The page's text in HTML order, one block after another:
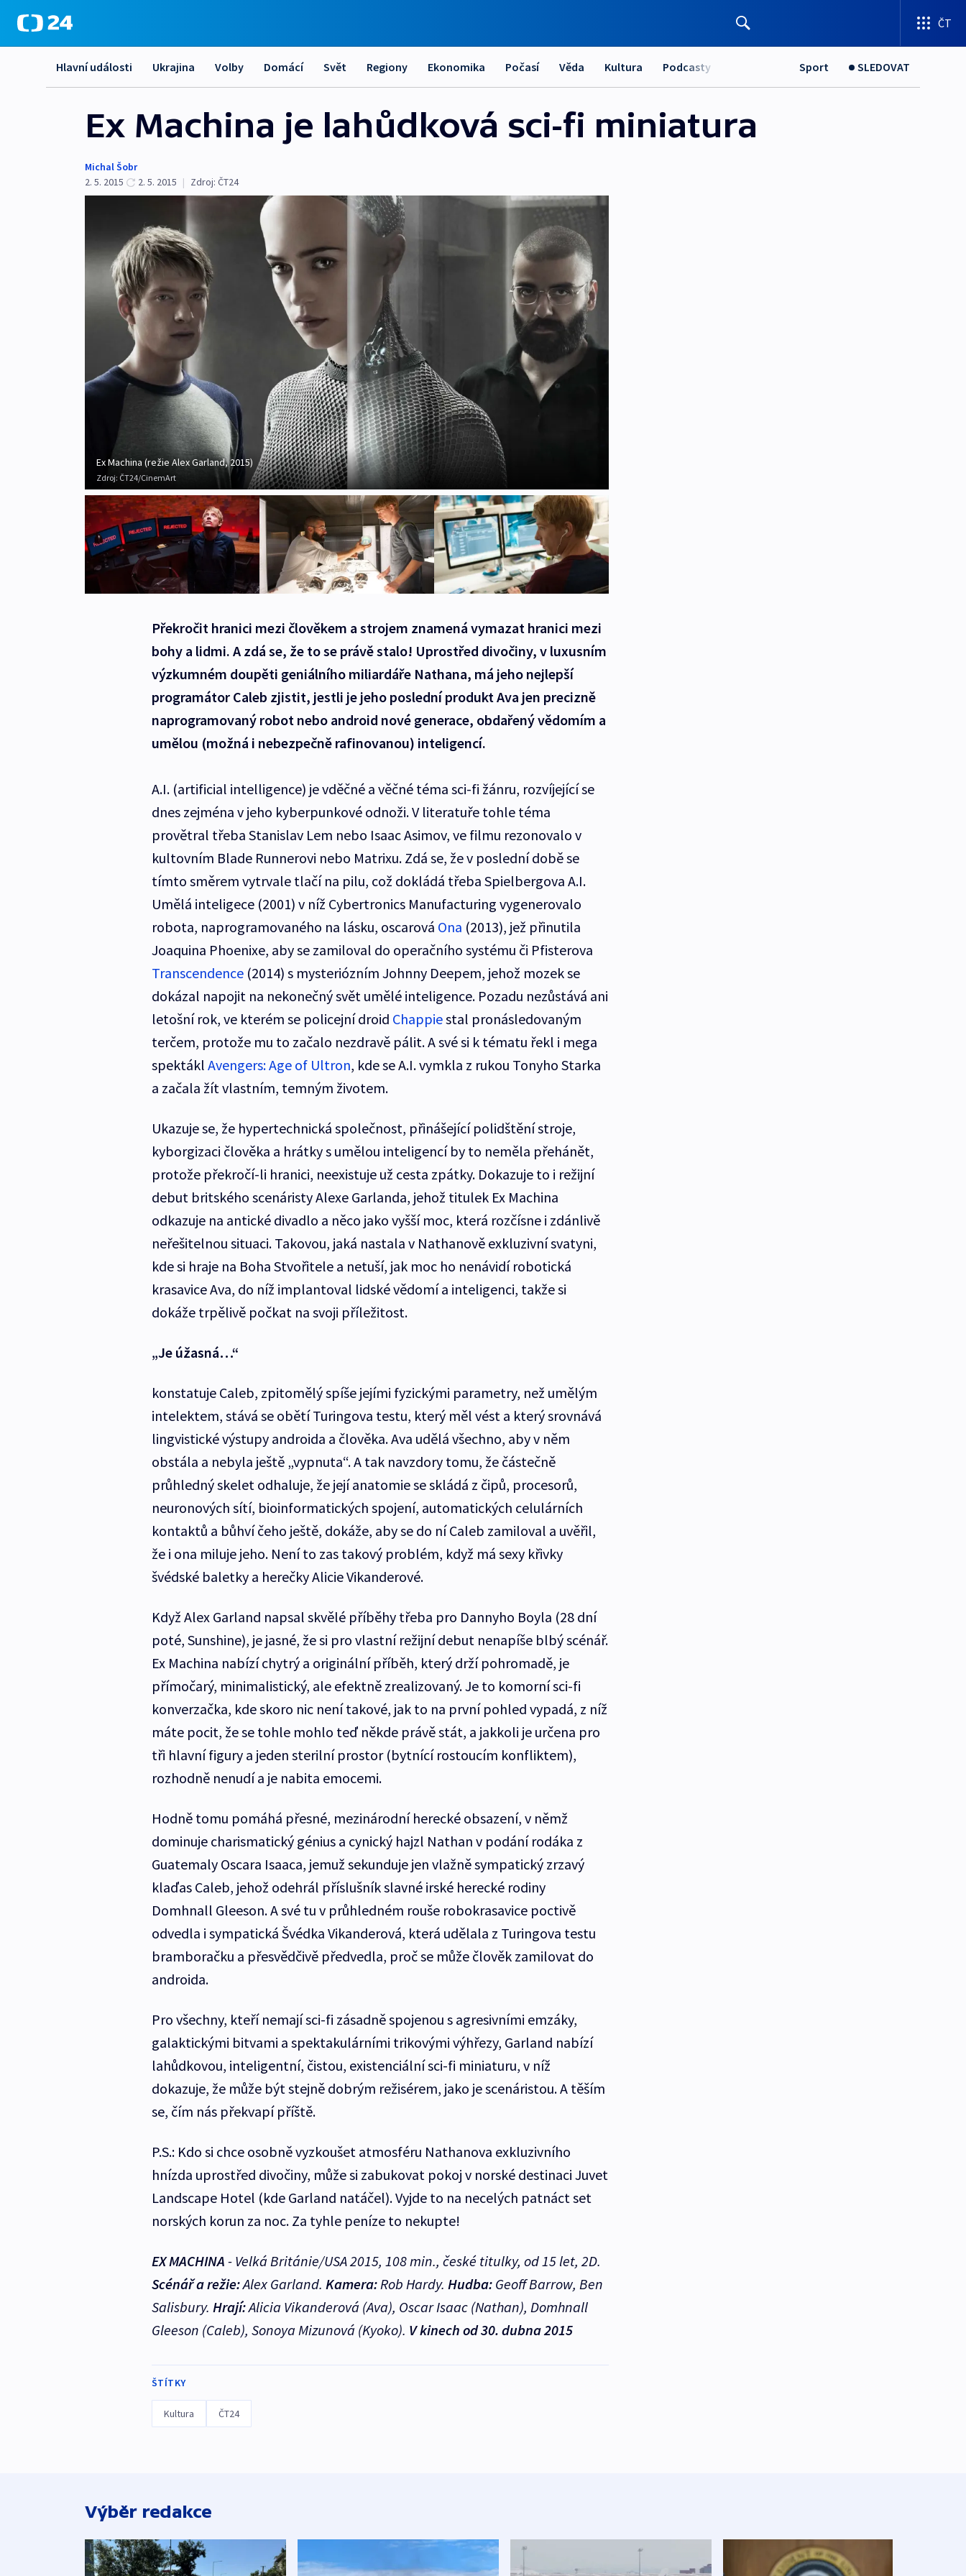
ČT
Hlavní události Ukrajina Volby Domácí Svět Regiony Ekonomika Počasí Věda Kultura Podcasty Sport SLEDOVAT
Ex Machina je lahůdková sci-fi miniatura
Michal Šobr
2. 5. 2015
2. 5. 2015 | Zdroj: ČT24
Ex Machina (režie Alex Garland, 2015)
Zdroj: ČT24/CinemArt
Překročit hranici mezi člověkem a strojem znamená vymazat hranici mezi
bohy a lidmi. A zdá se, že to se právě stalo! Uprostřed divočiny, v luxusním
výzkumném doupěti geniálního miliardáře Nathana, má jeho nejlepší
programátor Caleb zjistit, jestli je jeho poslední produkt Ava jen precizně
naprogramovaný robot nebo android nové generace, obdařený vědomím a
umělou (možná i nebezpečně rafinovanou) inteligencí.
A.I. (artificial intelligence) je vděčné a věčné téma sci-fi žánru, rozvíjející se
dnes zejména v jeho kyberpunkové odnoži. V literatuře tohle téma
provětral třeba Stanislav Lem nebo Isaac Asimov, ve filmu rezonovalo v
kultovním Blade Runnerovi nebo Matrixu. Zdá se, že v poslední době se
tímto směrem vytrvale tlačí na pilu, což dokládá třeba Spielbergova A.I.
Umělá inteligece (2001) v níž Cybertronics Manufacturing vygenerovalo
robota, naprogramovaného na lásku, oscarová Ona (2013), jež přinutila
Joaquina Phoenixe, aby se zamiloval do operačního systému či Pfisterova
Transcendence(2014) s mysteriózním Johnny Deepem, jehož mozek se
dokázal napojit na nekonečný svět umělé inteligence. Pozadu nezůstává ani
letošní rok, ve kterém se policejní droid Chappiestal pronásledovaným
terčem, protože mu to začalo nezdravě pálit. A své si k tématu řekl i mega
spektákl Avengers: Age of Ultron, kde se A.I. vymkla z rukou Tonyho Starka
a začala žít vlastním, temným životem.
Ukazuje se, že hypertechnická společnost, přinášející polidštění stroje,
kyborgizaci člověka a hrátky s umělou inteligencí by to neměla přehánět,
protože překročí-li hranici, neexistuje už cesta zpátky. Dokazuje to i režijní
debut britského scenáristy Alexe Garlanda, jehož titulek Ex Machina
odkazuje na antické divadlo a něco jako vyšší moc, která rozčísne i zdánlivě
neřešitelnou situaci. Takovou, jaká nastala v Nathanově exkluzivní svatyni,
kde si hraje na Boha Stvořitele a netuší, jak moc ho nenávidí robotická
krasavice Ava, do níž implantoval lidské vědomí a inteligenci, takže si
dokáže trpělivě počkat na svoji příležitost.
„Je úžasná…“
konstatuje Caleb, zpitomělý spíše jejími fyzickými parametry, než umělým
intelektem, stává se obětí Turingova testu, který měl vést a který srovnává
lingvistické výstupy androida a člověka. Ava udělá všechno, aby v něm
obstála a nebyla ještě „vypnuta“. A tak navzdory tomu, že částečně
průhledný skelet odhaluje, že její anatomie se skládá z čipů, procesorů,
neuronových sítí, bioinformatických spojení, automatických celulárních
kontaktů a bůhví čeho ještě, dokáže, aby se do ní Caleb zamiloval a uvěřil,
že i ona miluje jeho. Není to zas takový problém, když má sexy křivky
švédské baletky a herečky Alicie Vikanderové.
Když Alex Garland napsal skvělé příběhy třeba pro Dannyho Boyla (28 dní
poté, Sunshine), je jasné, že si pro vlastní režijní debut nenapíše blbý scénář.
Ex Machina nabízí chytrý a originální příběh, který drží pohromadě, je
přímočarý, minimalistický, ale efektně zrealizovaný. Je to komorní sci-fi
konverzačka, kde skoro nic není takové, jak to na první pohled vypadá, z níž
máte pocit, že se tohle mohlo teď někde právě stát, a jakkoli je určena pro
tři hlavní figury a jeden sterilní prostor (bytnící rostoucím konfliktem),
rozhodně nenudí a je nabita emocemi.
Hodně tomu pomáhá přesné, mezinárodní herecké obsazení, v němž
dominuje charismatický génius a cynický hajzl Nathan v podání rodáka z
Guatemaly Oscara Isaaca, jemuž sekunduje jen vlažně sympatický zrzavý
klaďas Caleb, jehož odehrál příslušník slavné irské herecké rodiny
Domhnall Gleeson. A své tu v průhledném rouše robokrasavice poctivě
odvedla i sympatická Švédka Vikanderová, která udělala z Turingova testu
bramboračku a přesvědčivě předvedla, proč se může člověk zamilovat do
androida.
Pro všechny, kteří nemají sci-fi zásadně spojenou s agresivními emzáky,
galaktickými bitvami a spektakulárními trikovými výhřezy, Garland nabízí
lahůdkovou, inteligentní, čistou, existenciální sci-fi miniaturu, v níž
dokazuje, že může být stejně dobrým režisérem, jako je scenáristou. A těším
se, čím nás překvapí příště.
P.S.: Kdo si chce osobně vyzkoušet atmosféru Nathanova exkluzivního
hnízda uprostřed divočiny, může si zabukovat pokoj v norské destinaci Juvet
Landscape Hotel (kde Garland natáčel). Vyjde to na necelých patnáct set
norských korun za noc. Za tyhle peníze to nekupte!
EX MACHINA - Velká Británie/USA 2015, 108 min., české titulky, od 15 let, 2D.
Scénář a režie:Alex Garland. Kamera:Rob Hardy. Hudba:Geoff Barrow, Ben
Salisbury. Hrají:Alicia Vikanderová (Ava), Oscar Isaac (Nathan), Domhnall
Gleeson (Caleb), Sonoya Mizunová (Kyoko). V kinech od 30. dubna 2015
ŠTÍTKY
Kultura ČT24
Výběr redakce